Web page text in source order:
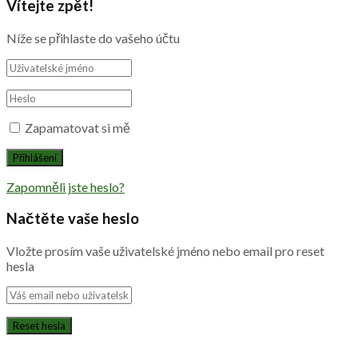
Vítejte zpět!
Níže se přihlaste do vašeho účtu
Zapamatovat si mě
Zapomněli jste heslo?
Načtěte vaše heslo
Vložte prosím vaše uživatelské jméno nebo email pro reset
hesla